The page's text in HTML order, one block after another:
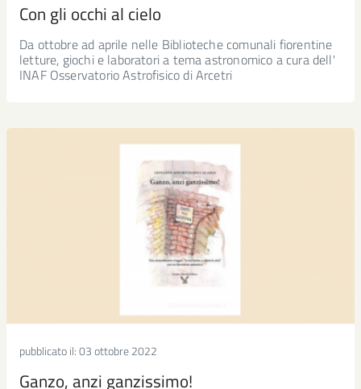
Con gli occhi al cielo
Da ottobre ad aprile nelle Biblioteche comunali fiorentine
letture, giochi e laboratori a tema astronomico a cura dell'
INAF Osservatorio Astrofisico di Arcetri
pubblicato il:03 ottobre 2022
Ganzo, anzi ganzissimo!